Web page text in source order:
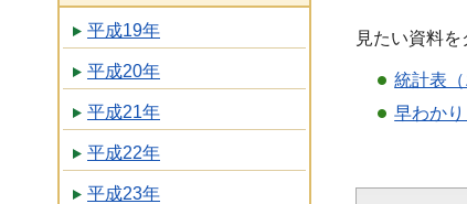
平成19年
平成20年
平成21年
平成22年
平成23年
見たい資料を
統計表（
早わか